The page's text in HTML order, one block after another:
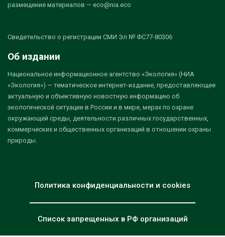
размещение материалов — eco@nia.eco
Свидетельство о регистрации СМИ Эл № ФС77-80306
Об издании
Национальное информационное агентство «Экология» (НИА
«Экология») — тематическое интернет-издание, предоставляющее
актуальную и объективную новостную информацию об
экологической ситуации в России и в мире, мерах по охране
окружающей среды, деятельности различных государственных,
коммерческих и общественных организаций в отношении охраны
природы.
Политика конфиденциальности и cookies
Список запрещенных в РФ организаций